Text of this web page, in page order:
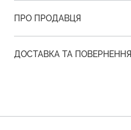
ПРО ПРОДАВЦЯ
ДОСТАВКА ТА ПОВЕРНЕННЯ